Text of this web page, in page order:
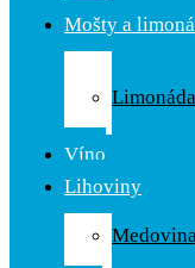
Mošty a
Limonáda
Víno
Lihoviny
Medovina